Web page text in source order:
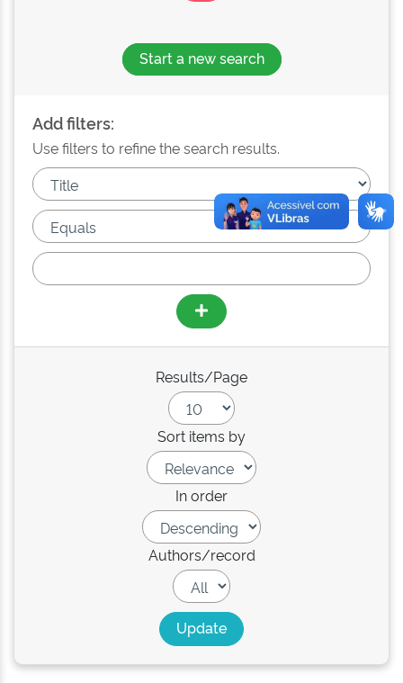
Start a new search
Add filters:
Use filters to refine the search results.
Results/Page
Sort items by
In order
Authors/record